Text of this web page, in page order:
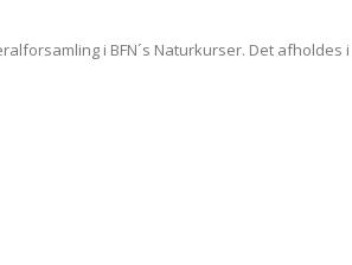
i BFN´s Naturkurser. Det afholdes i